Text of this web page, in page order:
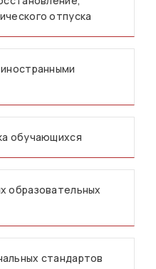
отпуска
обучающихся
образовательных
стандартов